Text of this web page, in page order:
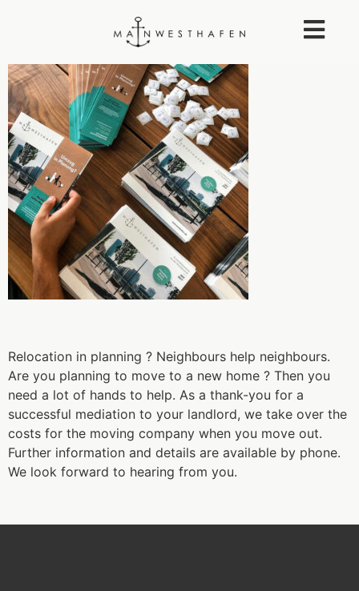
Relocation in planning ? Neighbours help neighbours.
Are you planning to move to a new home ? Then you
need a lot of hands to help. As a thank-you for a
successful mediation to your landlord, we take over the
costs for the moving company when you move out.
Further information and details are available by phone.
We look forward to hearing from you.